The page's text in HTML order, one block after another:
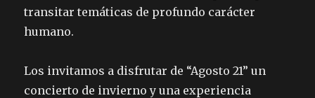
transitar temáticas de profundo carácter
humano.
Los invitamos a disfrutar de “Agosto 21” un
concierto de invierno y una experiencia